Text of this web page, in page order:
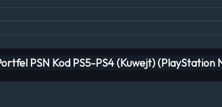
PSN Kod PS5-PS4 (Kuwejt) (PlayStation